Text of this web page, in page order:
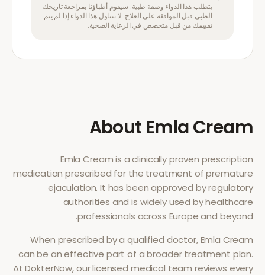
يتطلب هذا الدواء وصفة طبية. سيقوم أطباؤنا بمراجعة تاريخك
الطبي قبل الموافقة على العلاج. لا تتناول هذا الدواء إذا لم يتم
تقييمك من قبل متخصص في الرعاية الصحية.
About Emla Cream
Emla Creamis a clinically proven prescription
medication prescribed for the treatment ofpremature
ejaculation. It has been approved by regulatory
authorities and is widely used by healthcare
professionals across Europe and beyond.
When prescribed by a qualified doctor,Emla Cream
can be an effective part of a broader treatment plan.
At DokterNow, our licensed medical team reviews every